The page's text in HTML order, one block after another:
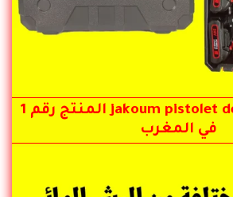
يصنف jakoum pistolet deutsche المنتج رقم 1
في المغرب